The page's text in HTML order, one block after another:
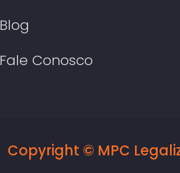
Blog
Fale Conosco
Copyright © MPC